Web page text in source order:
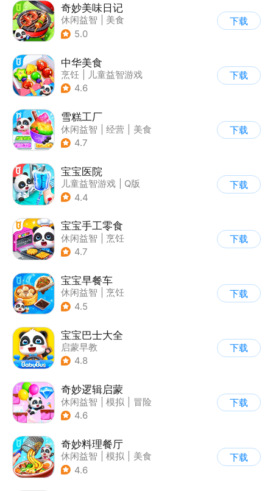
奇妙美味日记
休闲益智
美食
| 宝宝巴士
5.0
下载
中华美食
烹饪
儿童益智游戏
4.6
下载
雪糕工厂
休闲益智 经营
美食
| 宝宝巴士
4.7
下载
宝宝医院
儿童益智游戏
Q版
4.4
下载
宝宝手工零食
休闲益智
烹饪
| 宝宝巴士
4.7
下载
宝宝早餐车
休闲益智
烹饪
| 宝宝巴士
4.5
下载
宝宝巴士大全
启蒙早教
| 儿童益智游戏
4.8
下载
奇妙逻辑启蒙
休闲益智 模拟
冒险
| 宝宝巴士
4.6
下载
奇妙料理餐厅
休闲益智 模拟
美食
| 宝宝巴士
4.6
下载